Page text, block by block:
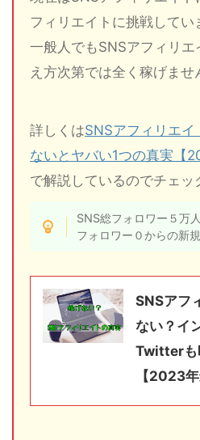
フィリエイトに挑戦してい
一般人でもSNSアフィリ
え方次第では全く稼げませ
詳しくはSNSアフィリエイ
ないとヤバい1つの真実【
で解説しているのでチェッ
SNS総フォロワー５万
フォロワー０からの新
SNSアフ
ない？イ
Twitterも
【2023年